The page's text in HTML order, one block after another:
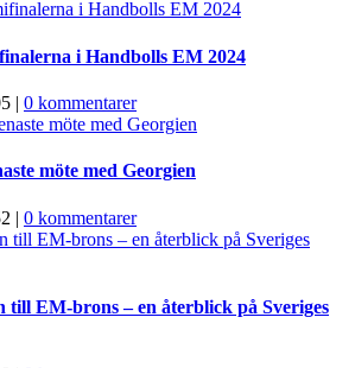
i Handbolls EM 2024
| 0 kommentarer
möte med Georgien
| 0 kommentarer
EM-brons – en återblick på Sveriges